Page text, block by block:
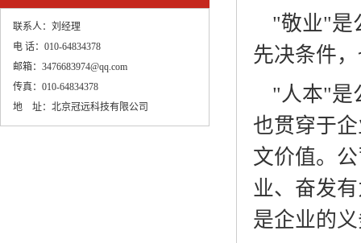
联系人： 刘经理
电 话： 010-64834378
邮箱： 3476683974@qq.com
传真： 010-64834378
地 址： 北京冠远科技有限公司
"敬业"是
先决条件
"人本"是
也贯穿于
文价值。
业、奋发
是企业的